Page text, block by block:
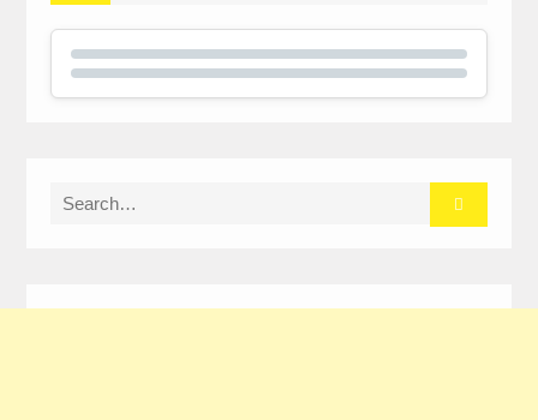
Search